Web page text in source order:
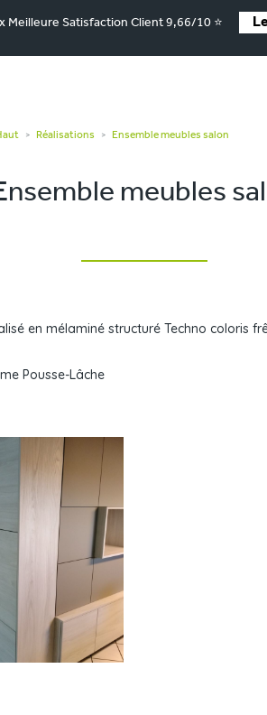
Meilleure Satisfaction Client 9,66/10 ⭐
> Réalisations > Ensemble meubles salon
meubles
en mélaminé structuré Techno coloris
Pousse-Lâche